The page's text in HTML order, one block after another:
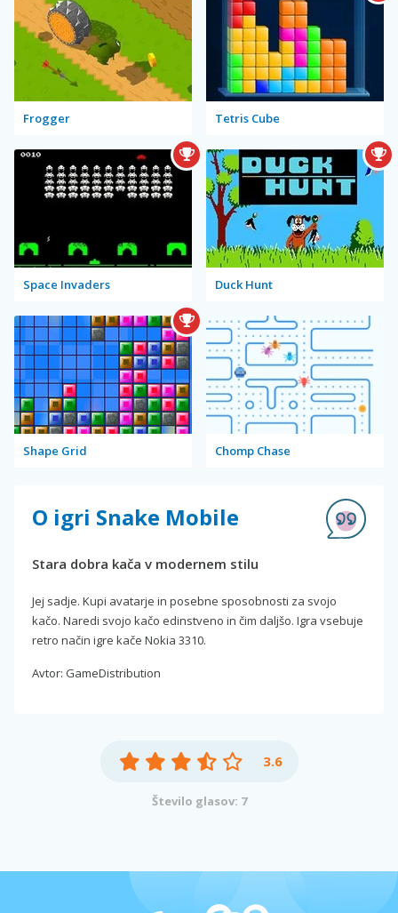
Frogger Tetris Cube
Space Invaders Duck Hunt
Shape Grid Chomp Chase
O igri Snake Mobile
Stara dobra kača v modernem stilu
Jej sadje. Kupi avatarje in posebne sposobnosti za svojo
kačo. Naredi svojo kačo edinstveno in čim daljšo. Igra vsebuje
retro način igre kače Nokia 3310.
Avtor: GameDistribution
3.6
Število glasov: 7